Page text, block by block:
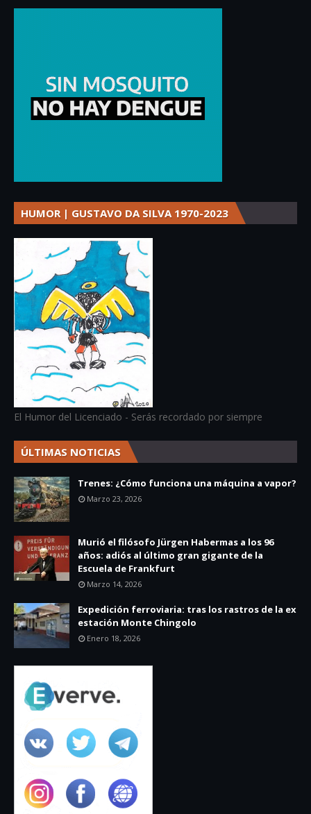
HUMOR | GUSTAVO DA SILVA 1970-2023
El Humor del Licenciado - Serás recordado por siempre
ÚLTIMAS NOTICIAS
Trenes: ¿Cómo funciona una máquina a vapor?
Marzo 23, 2026
Murió el filósofo Jürgen Habermas a los 96
años: adiós al último gran gigante de la
Escuela de Frankfurt
Marzo 14, 2026
Expedición ferroviaria: tras los rastros de la ex
estación Monte Chingolo
Enero 18, 2026